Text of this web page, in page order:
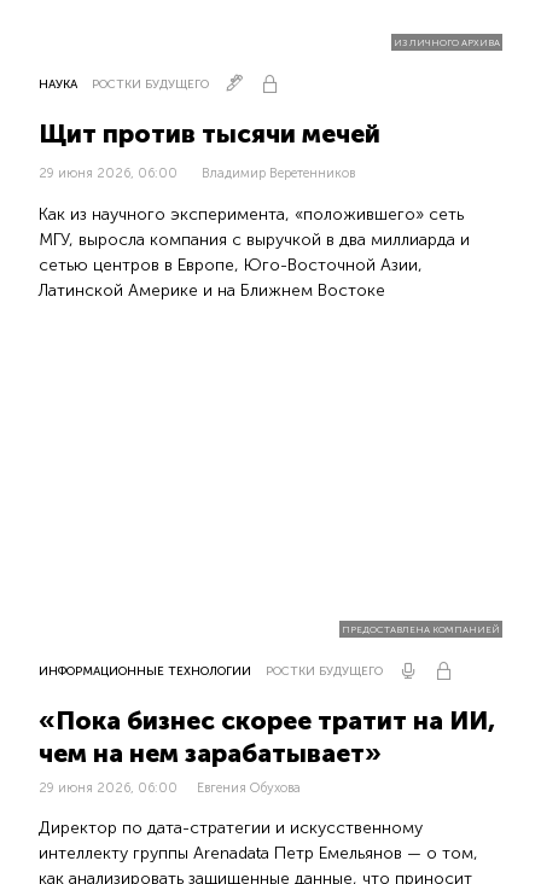
ИЗ ЛИЧНОГО АРХИВА
НАУКА РОСТКИ БУДУЩЕГО
Щит против тысячи мечей
29 июня 2026, 06:00 Владимир Веретенников
Как из научного эксперимента, «положившего» сеть
МГУ, выросла компания с выручкой в два миллиарда и
сетью центров в Европе, Юго-Восточной Азии,
Латинской Америке и на Ближнем Востоке
ПРЕДОСТАВЛЕНА КОМПАНИЕЙ
ИНФОРМАЦИОННЫЕ ТЕХНОЛОГИИ РОСТКИ БУДУЩЕГО
«Пока бизнес скорее тратит на ИИ,
чем на нем зарабатывает»
29 июня 2026, 06:00 Евгения Обухова
Директор по дата-стратегии и искусственному
интеллекту группы Arenadata Петр Емельянов — о том,
как анализировать защищенные данные, что приносит